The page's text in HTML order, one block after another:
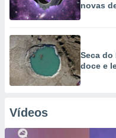
novas
Seca do
doce e
Vídeos